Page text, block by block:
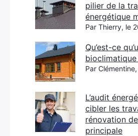
pilier de la
énergétique
Par Thierry, le
Qu’est-ce
bioclimatique
Par
L’audit
cibler les
rénovation
principale